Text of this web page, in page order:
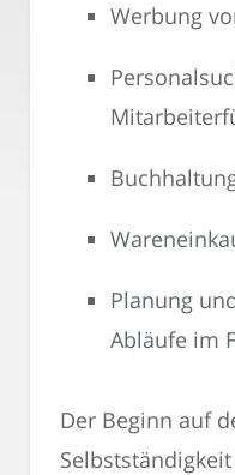
Werbung
Planung
Abläufe im
Der Beginn auf